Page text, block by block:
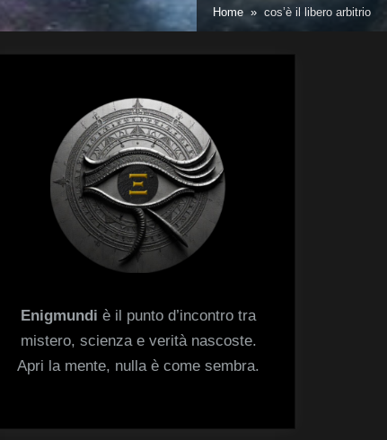
Toggle
sub-
Home cos’è il libero arbitrio
Enigmundi è il punto d’incontro tra
mistero, scienza e verità nascoste.
Apri la mente, nulla è come sembra.